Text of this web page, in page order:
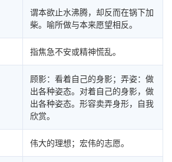
谓本欲止水沸腾，却反而在锅下加
柴。喻所做与本来愿望相反。
指焦急不安或精神慌乱。
顾影：看着自己的身影；弄姿：做
出各种姿态。对着自己的身影，做
出各种姿态。形容卖弄身形，自我
欣赏。
伟大的理想；宏伟的志愿。